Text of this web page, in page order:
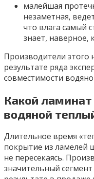
малейшая
незаметная,
что влага самый
знает,
Производители этого
результате ряда
совместимости
Какой
водяной
Длительное время
покрытие из ламелей
не пересекаясь.
значительный